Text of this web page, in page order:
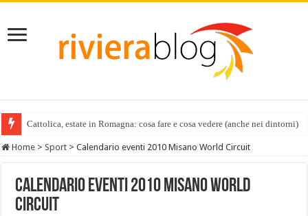
Cattolica, estate in Romagna: cosa fare e cosa vedere (anche nei dintorni)
Home > Sport > Calendario eventi 2010 Misano World Circuit
Calendario eventi 2010 Misano World
Circuit